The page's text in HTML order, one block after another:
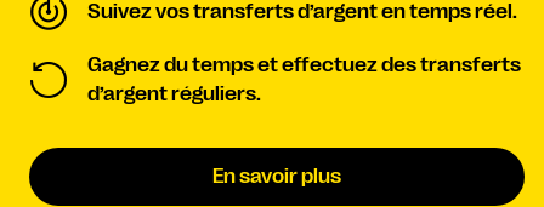
Suivez vos transferts d’argent en temps réel.
Gagnez du temps et effectuez des transferts
d’argent réguliers.
En savoir plus